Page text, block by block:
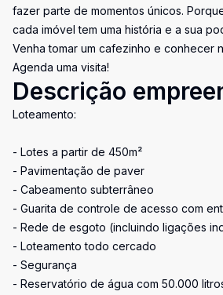
fazer parte de momentos únicos.
cada imóvel tem uma história e a sua
Venha tomar um cafezinho e conhecer
Agenda uma visita!
Descrição
Loteamento:
- Lotes a partir de 450m²
- Pavimentação de paver
- Cabeamento subterrâneo
- Guarita de controle de acesso com
- Rede de esgoto (incluindo ligações
- Loteamento todo cercado
- Segurança
- Reservatório de água com 50.000